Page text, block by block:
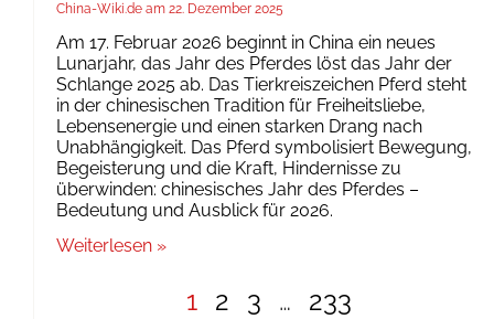
China-Wiki.de 22. Dezember 2025
Am 17. Februar 2026 beginnt in China ein neues
Lunarjahr, das Jahr des Pferdes löst das Jahr der
Schlange 2025 ab. Das Tierkreiszeichen Pferd steht
in der chinesischen Tradition für Freiheitsliebe,
Lebensenergie und einen starken Drang nach
Unabhängigkeit. Das Pferd symbolisiert Bewegung,
Begeisterung und die Kraft, Hindernisse zu
überwinden: chinesisches Jahr des Pferdes –
Bedeutung und Ausblick für 2026.
Weiterlesen »
1 2 3 … 233